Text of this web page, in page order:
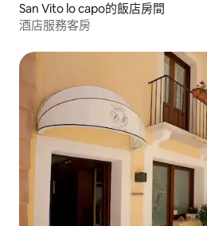
San Vito lo capo的飯店房間
酒店服務客房